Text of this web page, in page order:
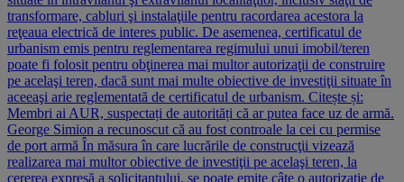
transformare, cabluri şi instalaţiile pentru racordarea acestora la
reţeaua electrică de interes public. De asemenea, certificatul de
urbanism emis pentru reglementarea regimului unui imobil/teren
poate fi folosit pentru obţinerea mai multor autorizaţii de construire
pe acelaşi teren, dacă sunt mai multe obiective de investiţii situate în
aceeaşi arie reglementată de certificatul de urbanism. Citește și:
Membri ai AUR, suspectați de autorități că ar putea face uz de armă.
George Simion a recunoscut că au fost controale la cei cu permise
de port armă În măsura în care lucrările de construcţii vizează
realizarea mai multor obiective de investiţii pe acelaşi teren, la
cererea expresă a solicitantului, se poate emite câte o autorizaţie de